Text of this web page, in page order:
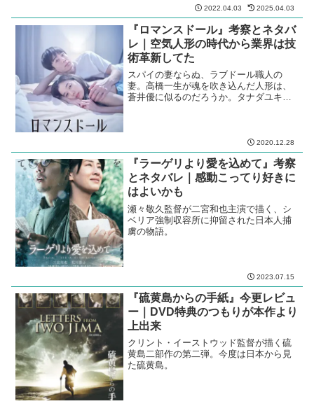
2022.04.03 2025.04.03
『ロマンスドール』考察とネタバ
レ｜空気人形の時代から業界は技
術革新してた
スパイの妻ならぬ、ラブドール職人の
妻。高橋一生が魂を吹き込んだ人形は、
蒼井優に似るのだろうか。タナダユキ監
2020.12.28
『ラーゲリより愛を込めて』考察
とネタバレ｜感動こってり好きに
はよいかも
瀬々敬久監督が二宮和也主演で描く、シ
ベリア強制収容所に抑留された日本人捕
虜の物語。
2023.07.15
『硫黄島からの手紙』今更レビュ
ー｜DVD特典のつもりが本作より
上出来
クリント・イーストウッド監督が描く硫
黄島二部作の第二弾。今度は日本から見
た硫黄島。